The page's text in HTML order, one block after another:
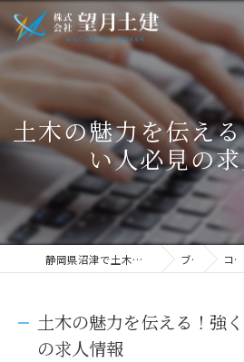
土木の魅力を伝え
い人必見の
静岡県沼津で土木の求人なら株式会社望月土建 ブログ コラム
土木の魅力を伝える！強
の求人情報